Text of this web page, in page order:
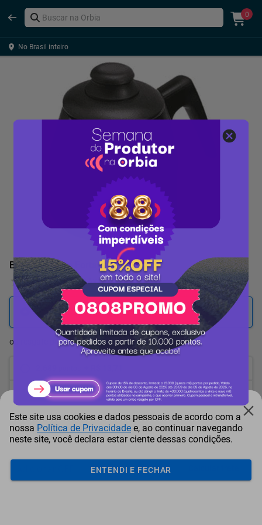
0
No Brasil inteiro
Bule com Filtro Fortaleza Preto 1 L
0 Avaliação
2.987 pontos
ou resgate porpontos + dinheiro
2.539 pontos + R$ 20,61
2.390 pontos + R$ 27,46
Este site usa cookies e dados pessoais de acordo com a
nossa Política de Privacidade e, ao continuar navegando
neste site, você declara estar ciente dessas condições.
ENTENDI E FECHAR